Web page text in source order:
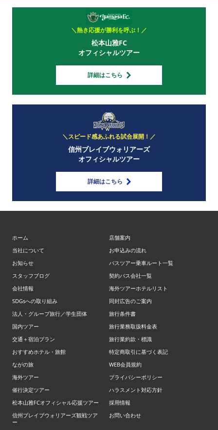
＼熱き応援が勝利を呼ぶ！／
松本山雅FC
オフィシャルツアー
詳細はこちら
＼スピード感あふれる試合展開！／
信州ブレイブウォリアーズ
オフィシャルツアー
詳細はこちら
ホーム
当社について
お知らせ
スタッフブログ
会社情報
SDGsへの取り組み
法人・グループ旅行／学生団体
国内ツアー
交通＋宿泊プラン
おすすめホテル・旅館
ながの旅
海外ツアー
催行決定ツアー
松本山雅FCオフィシャル応援ツアー
信州ブレイブウォリアーズ観戦ツア
ー
店舗案内
お申込みの流れ
バスツアー乗車ルート一覧
契約バス会社一覧
海外ツアーホテルリスト
同封広告のご案内
旅行条件書
旅行業務取扱料金表
旅行業約款・標識
特定商取引に基づく表記
WEB会員規約
プライバシーポリシー
ハラスメント対応方針
採用情報
お問い合わせ